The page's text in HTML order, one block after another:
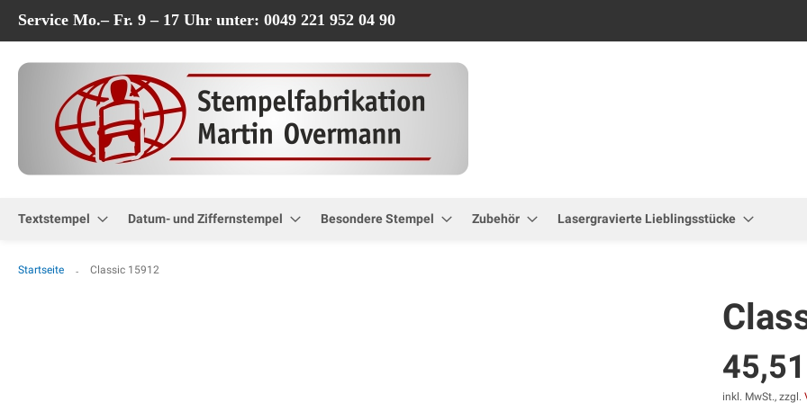
Service Mo.– Fr. 9 – 17 Uhr unter: 0049 221 952 04 90
Textstempel Datum- und Ziffernstempel Besondere Stempel Zubehör Lasergravierte Lieblingsstücke
Startseite Classic 15912
inkl. MwSt., zzgl.